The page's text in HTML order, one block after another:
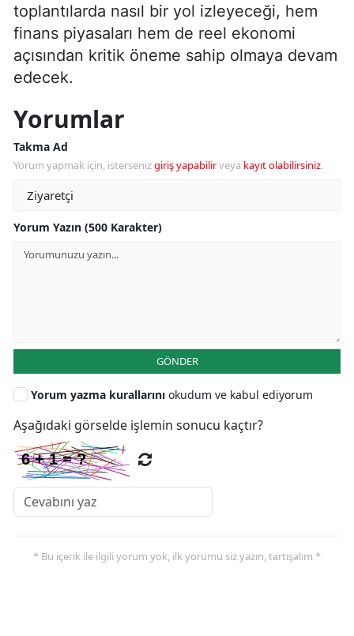
toplantılarda nasıl bir yol izleyeceği, hem
finans piyasaları hem de reel ekonomi
açısından kritik öneme sahip olmaya devam
edecek.
Yorumlar
Takma Ad
Yorum yapmak için, istersenizgiriş yapabilirveya kayıt olabilirsiniz.
Yorum Yazın (500 Karakter)
GÖNDER
Yorum yazma kurallarını okudum ve kabul ediyorum
Aşağıdaki görselde işlemin sonucu kaçtır?
* Bu içerik ile ilgili yorum yok, ilk yorumu siz yazın, tartışalım *